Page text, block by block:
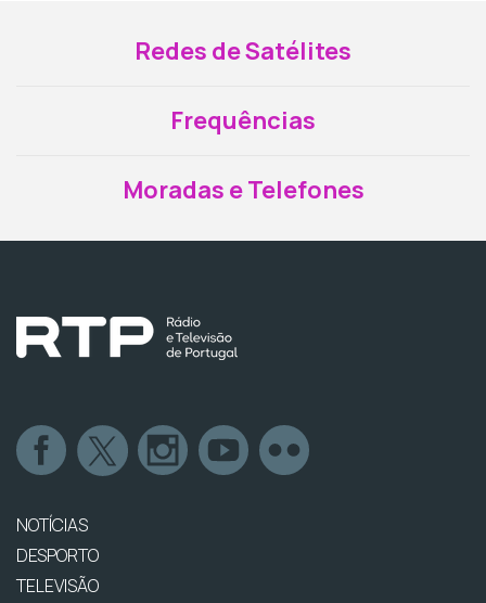
Redes de Satélites
Frequências
Moradas e Telefones
NOTÍCIAS
DESPORTO
TELEVISÃO